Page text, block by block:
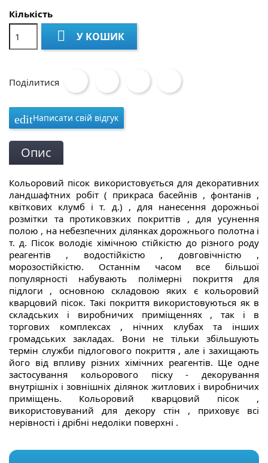
Кількість
 У КОШИК
Поділитися
editНаписати свій відгук
Опис
Кольоровий пісок використовується для декоративних
ландшафтних робіт ( прикраса басейнів , фонтанів ,
квіткових клумб і т. д.) , для нанесення дорожньої
розмітки та протиковзких покриттів , для усунення
полою , на небезпечних ділянках дорожнього полотна і
т. д. Пісок володіє хімічною стійкістю до різного роду
реагентів , водостійкістю , довговічністю ,
морозостійкістю. Останнім часом все більшої
популярності набувають полімерні покриття для
підлоги , основною складовою яких є кольоровий
кварцовий пісок. Такі покриття використовуються як в
складських і виробничих приміщеннях , так і в
торгових комплексах , нічних клубах та інших
громадських закладах. Вони не тільки збільшують
термін служби підлогового покриття , але і захищають
його від впливу різних хімічних реагентів. Ще одне
застосування кольорового піску - декорування
внутрішніх і зовнішніх ділянок житлових і виробничих
приміщень. Кольоровий кварцовий пісок ,
використовуваний для декору стін , приховує всі
нерівності і дрібні недоліки поверхні .